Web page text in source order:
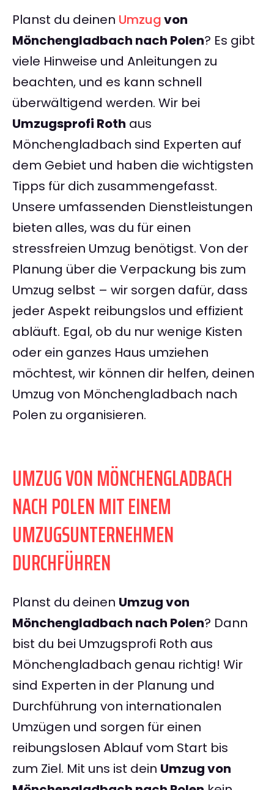
Planst du deinen Umzugvon
Mönchengladbach nach Polen? Es gibt
viele Hinweise und Anleitungen zu
beachten, und es kann schnell
überwältigend werden. Wir bei
Umzugsprofi Roth aus
Mönchengladbach sind Experten auf
dem Gebiet und haben die wichtigsten
Tipps für dich zusammengefasst.
Unsere umfassenden Dienstleistungen
bieten alles, was du für einen
stressfreien Umzug benötigst. Von der
Planung über die Verpackung bis zum
Umzug selbst – wir sorgen dafür, dass
jeder Aspekt reibungslos und effizient
abläuft. Egal, ob du nur wenige Kisten
oder ein ganzes Haus umziehen
möchtest, wir können dir helfen, deinen
Umzug von Mönchengladbach nach
Polen zu organisieren.
UMZUG VON MÖNCHENGLADBACH
NACH POLEN MIT EINEM
UMZUGSUNTERNEHMEN
DURCHFÜHREN
Planst du deinen Umzug von
Mönchengladbach nach Polen? Dann
bist du bei Umzugsprofi Roth aus
Mönchengladbach genau richtig! Wir
sind Experten in der Planung und
Durchführung von internationalen
Umzügen und sorgen für einen
reibungslosen Ablauf vom Start bis
zum Ziel. Mit uns ist dein Umzug von